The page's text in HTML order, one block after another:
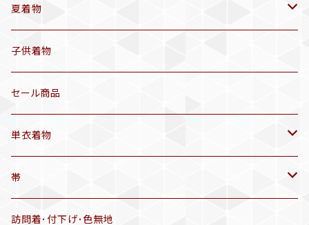
袷着物(10〜5月頃)
セオα 着物(5〜9月頃)
三分紐
帯揚げ
羽織
半幅帯
夏着物
アンティーク着物
リサイクル着物
子供着物
セール商品
単衣着物
アンティーク着物
リサイクル着物
帯
リサイクル帯
訪問着･付下げ･色無地